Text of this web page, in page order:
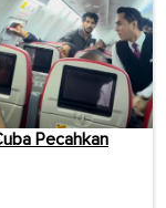
Pecahkan